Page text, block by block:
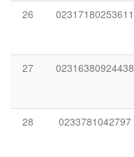
26
02317180253611
27
02316380924438
28
0233781042797